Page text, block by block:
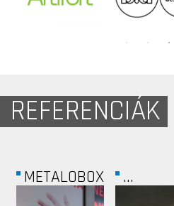
REFERENCIÁK
DEXAGON-
CITROM...